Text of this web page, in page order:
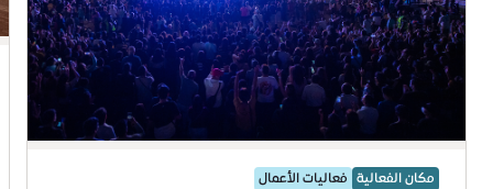
مكان الفعالية فعاليات الأعمال